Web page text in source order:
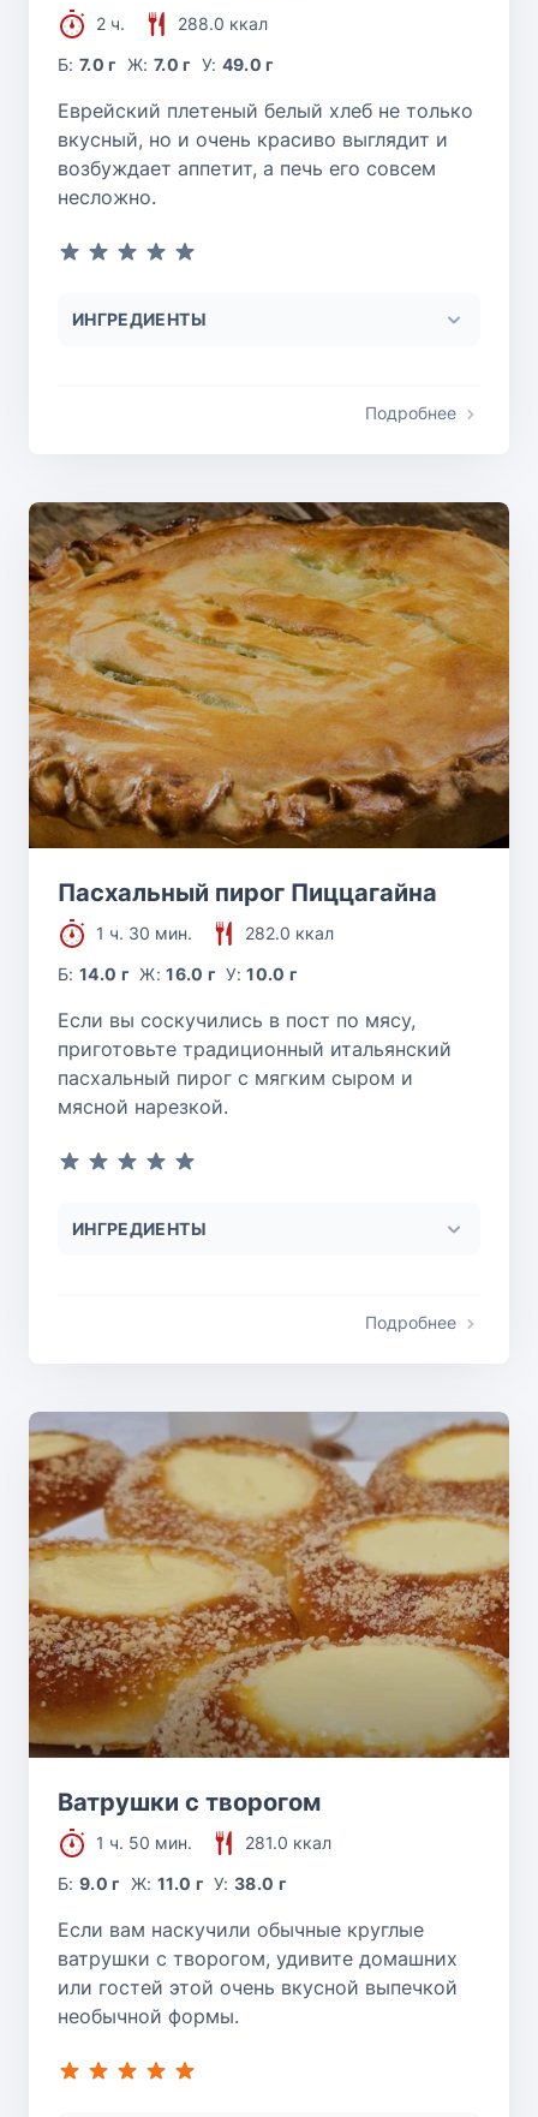
2 ч.
288.0 ккал
Б:7.0 г Ж: 7.0 г У: 49.0 г
Еврейский плетеный белый хлеб не только
вкусный, но и очень красиво выглядит и
возбуждает аппетит, а печь его совсем
несложно.
ИНГРЕДИЕНТЫ
Подробнее
Пасхальный пирог Пиццагайна
1 ч. 30 мин.
282.0 ккал
Б:14.0 г Ж:16.0 г У:10.0 г
Если вы соскучились в пост по мясу,
приготовьте традиционный итальянский
пасхальный пирог с мягким сыром и
мясной нарезкой.
ИНГРЕДИЕНТЫ
Подробнее
Ватрушки с творогом
1 ч. 50 мин.
281.0 ккал
Б:9.0 г Ж: 11.0 г У:38.0 г
Если вам наскучили обычные круглые
ватрушки с творогом, удивите домашних
или гостей этой очень вкусной выпечкой
необычной формы.